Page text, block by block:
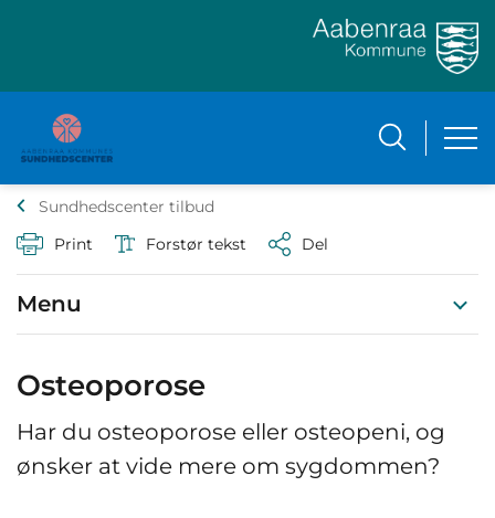
Sundhedscenter tilbud
Print
Forstør tekst Del
Menu
Osteoporose
Har du osteoporose eller osteopeni, og
ønsker at vide mere om sygdommen?